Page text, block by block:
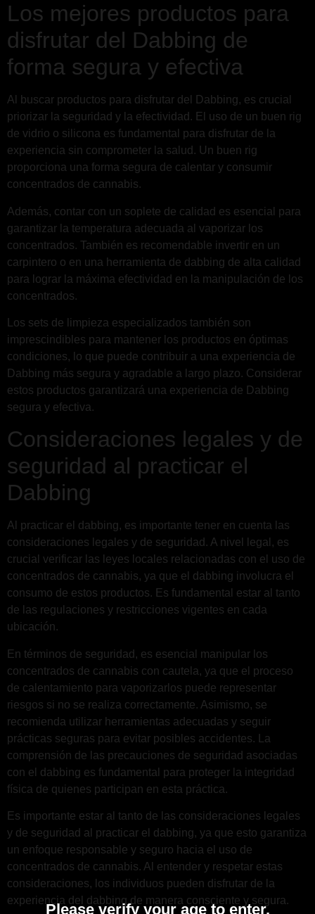
Los mejores productos para
disfrutar del Dabbing de
forma segura y efectiva
Al buscar productos para disfrutar del Dabbing, es crucial
priorizar la seguridad y la efectividad. El uso de un buen rig
de vidrio o silicona es fundamental para disfrutar de la
experiencia sin comprometer la salud. Un buen rig
proporciona una forma segura de calentar y consumir
concentrados de cannabis.
Además, contar con un soplete de calidad es esencial para
garantizar la temperatura adecuada al vaporizar los
concentrados. También es recomendable invertir en un
carpintero o en una herramienta de dabbing de alta calidad
para lograr la máxima efectividad en la manipulación de los
concentrados.
Los sets de limpieza especializados también son
imprescindibles para mantener los productos en óptimas
condiciones, lo que puede contribuir a una experiencia de
Dabbing más segura y agradable a largo plazo. Considerar
estos productos garantizará una experiencia de Dabbing
segura y efectiva.
Consideraciones legales y de
seguridad al practicar el
Dabbing
Al practicar el dabbing, es importante tener en cuenta las
consideraciones legales y de seguridad. A nivel legal, es
crucial verificar las leyes locales relacionadas con el uso de
concentrados de cannabis, ya que el dabbing involucra el
consumo de estos productos. Es fundamental estar al tanto
de las regulaciones y restricciones vigentes en cada
ubicación.
En términos de seguridad, es esencial manipular los
concentrados de cannabis con cautela, ya que el proceso
de calentamiento para vaporizarlos puede representar
riesgos si no se realiza correctamente. Asimismo, se
recomienda utilizar herramientas adecuadas y seguir
prácticas seguras para evitar posibles accidentes. La
comprensión de las precauciones de seguridad asociadas
con el dabbing es fundamental para proteger la integridad
física de quienes participan en esta práctica.
Es importante estar al tanto de las consideraciones legales
y de seguridad al practicar el dabbing, ya que esto garantiza
un enfoque responsable y seguro hacia el uso de
concentrados de cannabis. Al entender y respetar estas
consideraciones, los individuos pueden disfrutar de la
experiencia del dabbing de manera consciente y segura.
Please verify your age to enter.